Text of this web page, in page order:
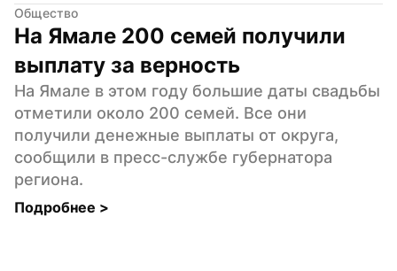
Общество
На Ямале 200 семей получили
выплату за верность
На Ямале в этом году большие даты свадьбы
отметили около 200 семей. Все они
получили денежные выплаты от округа,
сообщили в пресс-службе губернатора
региона.
Подробнее >